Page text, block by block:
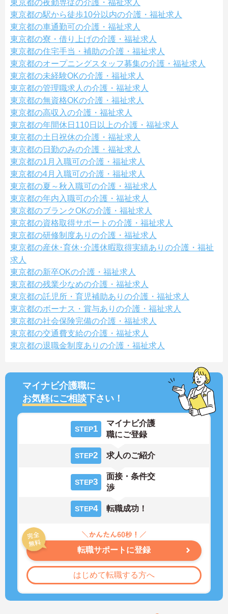
東京都の夜勤専従の介護・福祉求人
東京都の駅から徒歩10分以内の介護・福祉求人
東京都の車通勤可の介護・福祉求人
東京都の寮・借り上げの介護・福祉求人
東京都の住宅手当・補助の介護・福祉求人
東京都のオープニングスタッフ募集の介護・福祉求人
東京都の未経験OKの介護・福祉求人
東京都の管理職求人の介護・福祉求人
東京都の無資格OKの介護・福祉求人
東京都の高収入の介護・福祉求人
東京都の年間休日110日以上の介護・福祉求人
東京都の土日祝休の介護・福祉求人
東京都の日勤のみの介護・福祉求人
東京都の1月入職可の介護・福祉求人
東京都の4月入職可の介護・福祉求人
東京都の夏～秋入職可の介護・福祉求人
東京都の年内入職可の介護・福祉求人
東京都のブランクOKの介護・福祉求人
東京都の資格取得サポートの介護・福祉求人
東京都の研修制度ありの介護・福祉求人
東京都の産休･育休･介護休暇取得実績ありの介護・福祉
求人
東京都の新卒OKの介護・福祉求人
東京都の残業少なめの介護・福祉求人
東京都の託児所・育児補助ありの介護・福祉求人
東京都のボーナス・賞与ありの介護・福祉求人
東京都の社会保険完備の介護・福祉求人
東京都の交通費支給の介護・福祉求人
東京都の退職金制度ありの介護・福祉求人
マイナビ介護職に
お気軽にご相談下さい！
STEP1
マイナビ介護
職にご登録
STEP2 求人のご紹介
STEP3
面接・条件交
渉
STEP4 転職成功！
転職サポートに登録
はじめて転職する方へ